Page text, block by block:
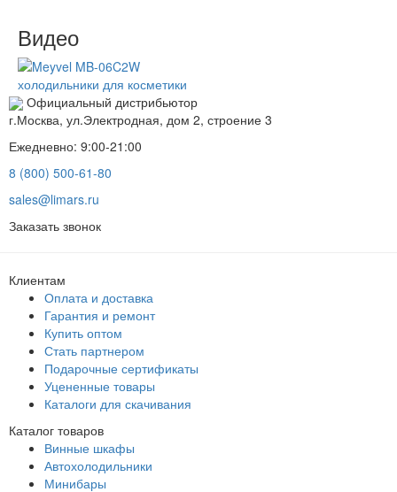
Видео
холодильники для косметики
Официальный дистрибьютор
г.Москва, ул.Электродная, дом 2, строение 3
Ежедневно: 9:00-21:00
8 (800) 500-61-80
sales@limars.ru
Заказать звонок
Клиентам
Оплата и доставка
Гарантия и ремонт
Купить оптом
Стать партнером
Подарочные сертификаты
Уцененные товары
Каталоги для скачивания
Каталог товаров
Винные шкафы
Автохолодильники
Минибары